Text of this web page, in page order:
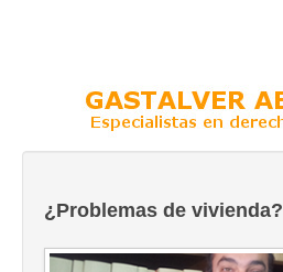
¿Problemas de vivienda?